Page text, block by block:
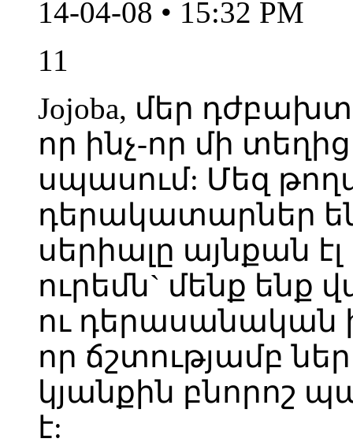
14-04-08 • 15:32 PM
11
Jojoba, մեր
որ ինչ-որ մի
սպասում: Մեզ
դերակատարներ
սերիալը այնքան
ուրեմն` մենք ենք
ու
որ ճշտությամբ
կյանքին բնորոշ
է: